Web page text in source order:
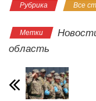
at
s
A
p
p
c
e
o
o
tt
er
Рубрика Все
Метки
область